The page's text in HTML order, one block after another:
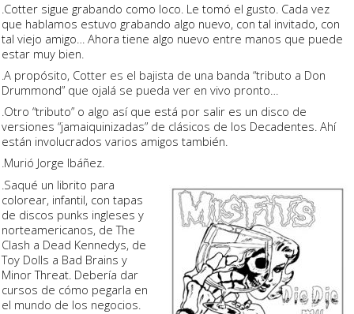
.Cotter sigue grabando como loco. Le tomó el gusto. Cada vez
que hablamos estuvo grabando algo nuevo, con tal invitado, con
tal viejo amigo… Ahora tiene algo nuevo entre manos que puede
estar muy bien.
.A propósito, Cotter es el bajista de una banda “tributo a Don
Drummond” que ojalá se pueda ver en vivo pronto…
.Otro “tributo” o algo así que está por salir es un disco de
versiones “jamaiquinizadas” de clásicos de los Decadentes. Ahí
están involucrados varios amigos también.
.Murió Jorge Ibáñez.
.Saqué un librito para
colorear, infantil, con tapas
de discos punks ingleses y
norteamericanos, de The
Clash a Dead Kennedys, de
Toy Dolls a Bad Brains y
Minor Threat. Debería dar
cursos de cómo pegarla en
el mundo de los negocios.